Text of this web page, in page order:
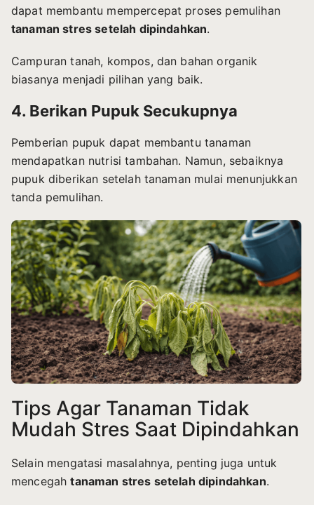
dapat membantu mempercepat proses pemulihan
tanaman stres setelah dipindahkan.
Campuran tanah, kompos, dan bahan organik
biasanya menjadi pilihan yang baik.
4. Berikan Pupuk Secukupnya
Pemberian pupuk dapat membantu tanaman
mendapatkan nutrisi tambahan. Namun, sebaiknya
pupuk diberikan setelah tanaman mulai menunjukkan
tanda pemulihan.
Tips Agar Tanaman Tidak
Mudah Stres Saat Dipindahkan
Selain mengatasi masalahnya, penting juga untuk
mencegahtanaman stres setelah dipindahkan.